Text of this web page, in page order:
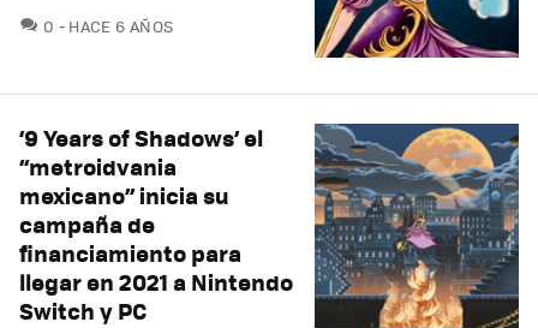
0 COMENTARIOS
HACE 6 AÑOS
‘9 Years of Shadows’ el
“metroidvania
mexicano” inicia su
campaña de
financiamiento para
llegar en 2021 a Nintendo
Switch y PC